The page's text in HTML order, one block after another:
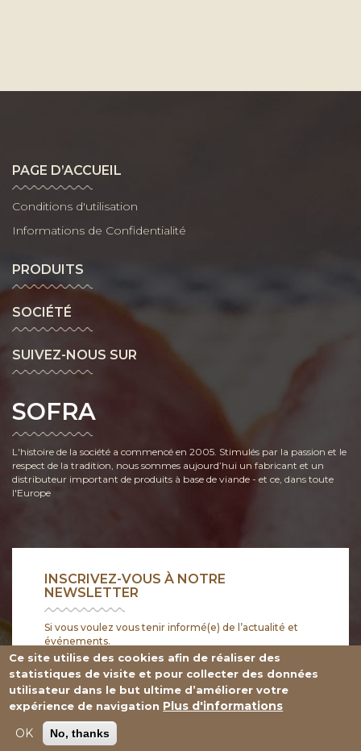
PAGE D’ACCUEIL
Conditions d'utilisation
Informations de Confidentialité
PRODUITS
SOCIÉTÉ
SUIVEZ-NOUS SUR
SOFRA
L'histoire de la société a commencé en 2005. Stimulés par la passion et le
respect de la tradition, nous sommes aujourd’hui un fabricant et un
distributeur important de produits à base de viande - et ce, dans toute
l'Europe
INSCRIVEZ-VOUS À NOTRE
NEWSLETTER
Si vous voulez vous tenir informé(e) de l’actualité et
événements.
Submit
Dmtfood d.o.o. © Tous droits réservés
Ce site utilise des cookies afin de réaliser des
statistiques de visite et pour collecter des données
utilisateur dans le but ultime d’améliorer votre
expérience de navigation Plus d'informations
OK
No, thanks